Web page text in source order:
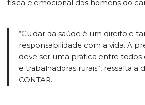
física e emocional dos homens do
“Cuidar da saúde é um direito e
responsabilidade com a vida. A
deve ser uma prática entre todos
e trabalhadoras rurais”, ressalta a
CONTAR.